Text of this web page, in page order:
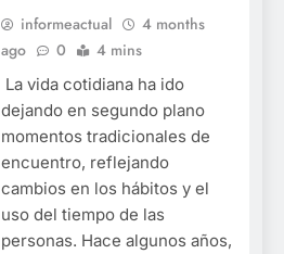
informeactual
4 months
ago
0 4 mins
La vida cotidiana ha ido
dejando en segundo plano
momentos tradicionales de
encuentro, reflejando
cambios en los hábitos y el
uso del tiempo de las
personas. Hace algunos años,